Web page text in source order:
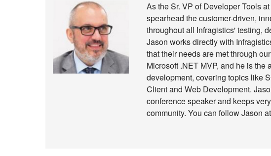
As the Sr. VP of Developer Tools
spearhead the customer-driven,
throughout all Infragistics' testing,
Jason works directly with
that their needs are met through
Microsoft .NET MVP, and he is the
development, covering topics like
Client and Web Development.
conference speaker and keeps
community. You can follow Jason